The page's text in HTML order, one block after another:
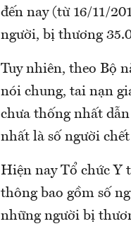
đến nay (từ 16/11/
người, bị thương
Tuy nhiên, theo Bộ
nói chung, tai nạn
chưa thống nhất
nhất là số người
Hiện nay Tổ chức Y
thông bao gồm số
những người bị